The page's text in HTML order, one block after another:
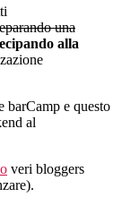
una
alla
barCamp e questo
al
veri bloggers